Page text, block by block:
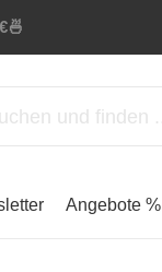
🍜
Angebote %